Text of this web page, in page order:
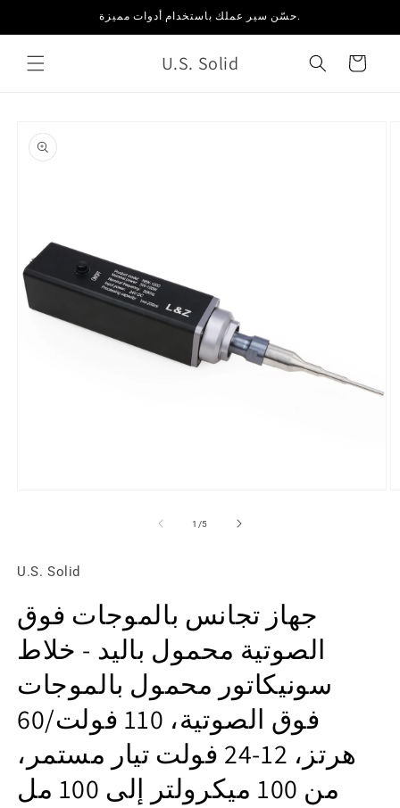
المحتوى
حسّن سير عملك باستخدام أدوات مميزة.
U.S. Solid العربة
إلى
معلومات
المنتج
1 /ل5
U.S. Solid
جهاز تجانس بالموجات فوق
الصوتية محمول باليد - خلاط
سونيكاتور محمول بالموجات
فوق الصوتية، 110 فولت/60
هرتز، 12-24 فولت تيار مستمر،
من 100 ميكرولتر إلى 100 مل